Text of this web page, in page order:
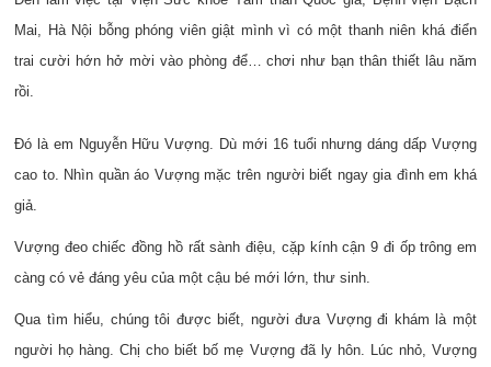
Mai, Hà Nội bỗng phóng viên giật mình vì có một thanh niên khá điển
trai cười hớn hở mời vào phòng để… chơi như bạn thân thiết lâu năm
rồi.
Đó l à em Nguyễn Hữu Vượng. Dù mới 16 tuổi nhưng dáng dấp Vượng
cao to. Nhìn quần áo Vượng mặc trên người biết ngay gia đình em khá
giả.
Vượng đeo chiếc đồng hồ rất sành điệu, cặp kính cận 9 đi ốp trông em
càng có vẻ đáng yêu của một cậu bé mới lớn, thư sinh.
Qua tìm hiểu, chúng tôi được biết, người đưa Vượng đi khám là một
người họ hàng. Chị cho biết bố mẹ Vượng đã ly hôn. Lúc nhỏ, Vượng